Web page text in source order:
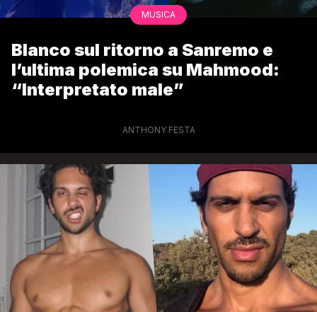
MUSICA
Blanco sul ritorno a Sanremo e
l’ultima polemica su Mahmood:
“Interpretato male”
ANTHONY FESTA